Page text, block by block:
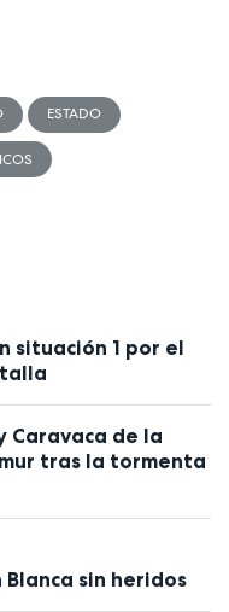
ESTADO
situación 1 por el
Caravaca de la
tras la tormenta
sin heridos